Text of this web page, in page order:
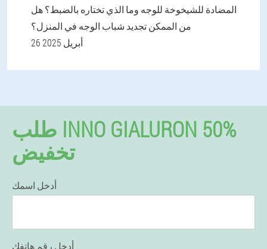
المضادة للشيخوخة للوجه وما الذي تختاره بالضبط؟ هل
من الممكن تجديد شباب الوجه في المنزل؟
26 أبريل 2025
طلب INNO GIALURON 50%
تخفيض
أدخل اسمك
أدخل رقم هاتفك